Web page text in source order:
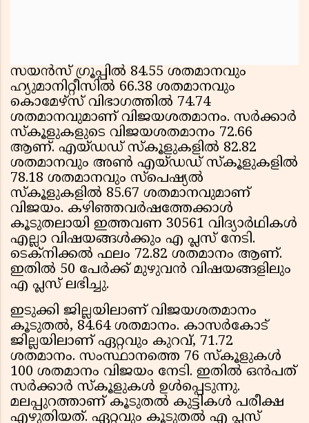
സയൻസ് ഗ്രൂപ്പിൽ 84.55 ശതമാനവും
ഹ്യുമാനിറ്റീസിൽ 66.38 ശതമാനവും
കൊമേഴ്സ് വിഭാഗത്തിൽ 74.74
ശതമാനവുമാണ് വിജയശതമാനം. സർക്കാർ
സ്കൂളുകളുടെ വിജയശതമാനം 72.66
ആണ്. എയ്ഡഡ് സ്കൂളുകളിൽ 82.82
ശതമാനവും അൺ എയ്ഡഡ് സ്കൂളുകളിൽ
78.18 ശതമാനവും സ്പെഷ്യൽ
സ്കൂളുകളിൽ 85.67 ശതമാനവുമാണ്
വിജയം. കഴിഞ്ഞവർഷത്തേക്കാൾ
കൂടുതലായി ഇത്തവണ 30561 വിദ്യാർഥികൾ
എല്ലാ വിഷയങ്ങൾക്കും എ പ്ലസ് നേടി.
ടെക്നിക്കൽ ഫലം 72.82 ശതമാനം ആണ്.
ഇതിൽ 50 പേർക്ക് മുഴുവൻ വിഷയങ്ങളിലും
എ പ്ലസ് ലഭിച്ചു.
ഇടുക്കി ജില്ലയിലാണ് വിജയശതമാനം
കൂടുതൽ, 84.64 ശതമാനം. കാസർകോട്
ജില്ലയിലാണ് ഏറ്റവും കുറവ്, 71.72
ശതമാനം. സംസ്ഥാനത്തെ 76 സ്കൂളുകൾ
100 ശതമാനം വിജയം നേടി. ഇതിൽ ഒൻപത്
സർക്കാർ സ്കൂളുകൾ ഉൾപ്പെടുന്നു.
മലപ്പുറത്താണ് കൂടുതൽ കുട്ടികൾ പരീക്ഷ
എഴുതിയത്. ഏറ്റവും കൂടുതൽ എ പ്ലസ്